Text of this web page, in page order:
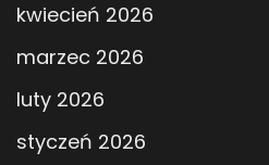
kwiecień 2026
marzec 2026
luty 2026
styczeń 2026